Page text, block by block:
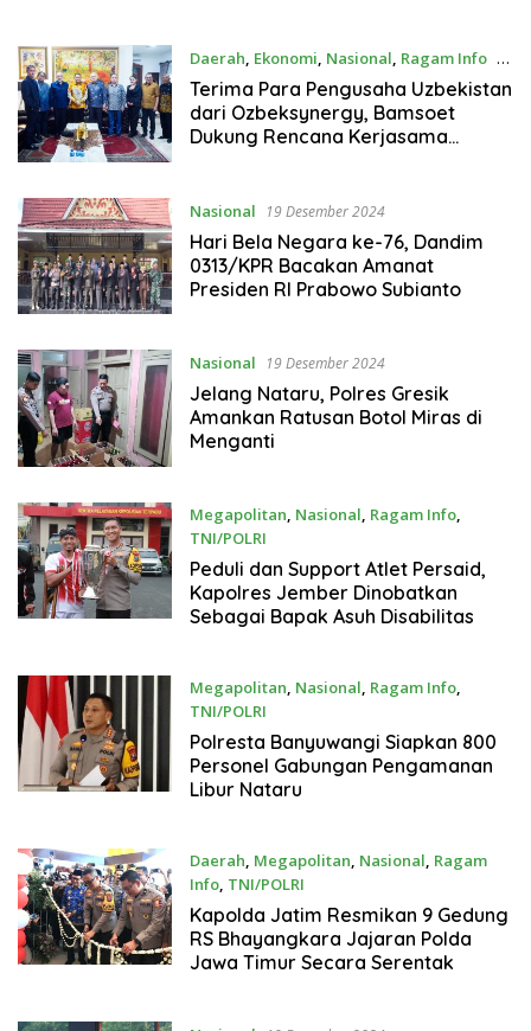
Daerah, Ekonomi, Nasional, Ragam Info 19
Desember 2024
Terima Para Pengusaha Uzbekistan
dari Ozbeksynergy, Bamsoet
Dukung Rencana Kerjasama
Nasional 19 Desember 2024
Hari Bela Negara ke-76, Dandim
0313/KPR Bacakan Amanat
Presiden RI Prabowo Subianto
Nasional 19 Desember 2024
Jelang Nataru, Polres Gresik
Amankan Ratusan Botol Miras di
Menganti
Megapolitan Nasional Ragam Info,
TNI/POLRI
19 Desember 2024
Peduli dan Support Atlet Persaid,
Kapolres Jember Dinobatkan
Sebagai Bapak Asuh Disabilitas
Megapolitan Nasional Ragam Info,
TNI/POLRI
19 Desember 2024
Polresta Banyuwangi Siapkan 800
Personel Gabungan Pengamanan
Libur Nataru
Daerah Megapolitan Nasional Ragam
Info, TNI/POLRI
19 Desember 2024
Kapolda Jatim Resmikan 9 Gedung
RS Bhayangkara Jajaran Polda
Jawa Timur Secara Serentak